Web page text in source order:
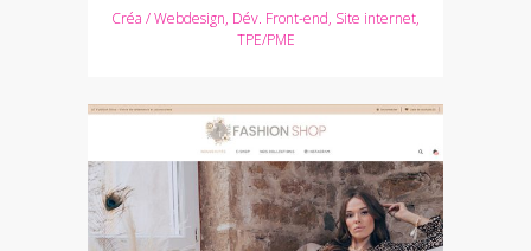
Créa / Webdesign, Dév. Front-end, Site internet,
TPE/PME